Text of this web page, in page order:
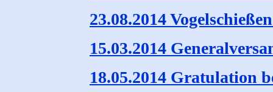
23.08.2014
15.03.2014
18.05.2014 Gratulation